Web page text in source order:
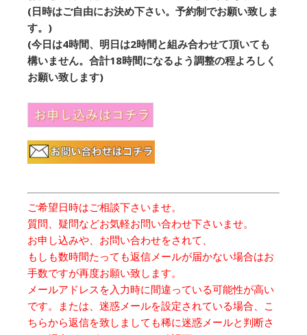
(日時はご自由にお決め下さい。予約制でお願い致しま
す。)
(今日は4時間、明日は2時間と組み合わせて頂いても
構いません。合計18時間になるよう調整の程よろしく
お願い致します)
ご希望日時はご相談下さいませ。
質問、疑問などお気軽お問い合わせ下さいませ。
お申し込みや、お問い合わせをされて、
もしも数時間たっても返信メールが届かない場合はお
手数ですが再度お願い致します。
メールアドレスを入力時に間違っている可能性が高い
です。または、迷惑メールを設定されている場合、こ
ちらから返信を致しましても稀に迷惑メールと判断さ